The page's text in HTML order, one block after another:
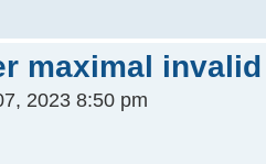
maximal
2023 8:50 pm